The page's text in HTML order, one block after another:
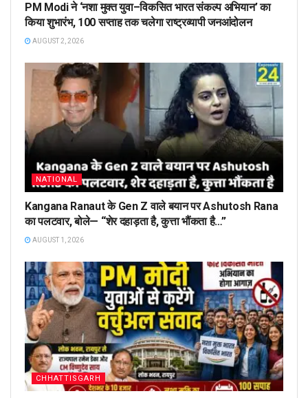
PM Modi ने ‘नशा मुक्त युवा–विकसित भारत संकल्प अभियान’ का
किया शुभारंभ, 100 सप्ताह तक चलेगा राष्ट्रव्यापी जनआंदोलन
AUGUST 2, 2026
NATIONAL
Kangana Ranaut के Gen Z वाले बयान पर Ashutosh Rana
का पलटवार, बोले— “शेर दहाड़ता है, कुत्ता भौंकता है…”
AUGUST 1, 2026
CHHATTISGARH